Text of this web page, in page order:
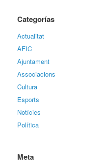
Categorías
Actualitat
AFIC
Ajuntament
Associacions
Cultura
Esports
Notícies
Política
Meta